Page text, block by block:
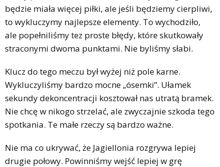
będzie miała więcej piłki, ale jeśli będziemy cierpliwi,
to wykluczymy najlepsze elementy. To wychodziło,
ale popełniliśmy tez proste błędy, które skutkowały
straconymi dwoma punktami. Nie byliśmy słabi.
Klucz do tego meczu był wyżej niż pole karne.
Wykluczyliśmy bardzo mocne „ósemki”. Ułamek
sekundy dekoncentracji kosztował nas utratą bramek.
Nie chcę w nikogo strzelać, ale zwyczajnie szkoda tego
spotkania. Te małe rzeczy są bardzo ważne.
Nie ma co ukrywać, że Jagiellonia rozgrywa lepiej
drugie połowy. Powinniśmy wejść lepiej w grę